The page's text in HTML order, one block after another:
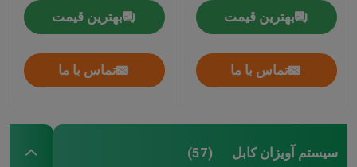
بهترین قیمت
تماس با ما
بهترین قیمت
تماس با ما
سیستم آویزان کابل (57)